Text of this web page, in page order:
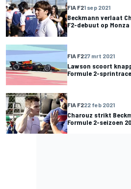
FIA F21 sep 2021
Beckmann verlaat
F2-debuut op Monza
FIA F227 mrt 2021
Lawson scoort
Formule 2-sprintrace
FIA F222 feb 2021
Charouz strikt
Formule 2-seizoen